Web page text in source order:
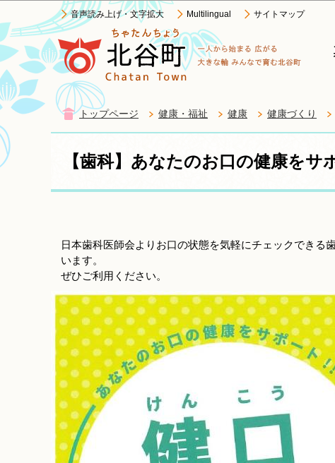
音声読み上げ・文字拡大 Multilingual サイトマップ
トップページ 健康・福祉 健康 健康づくり
【歯科】あなたのお口の健康を
日本歯科医師会よりお口の状態を気軽にチェックできる
います。
ぜひご利用ください。